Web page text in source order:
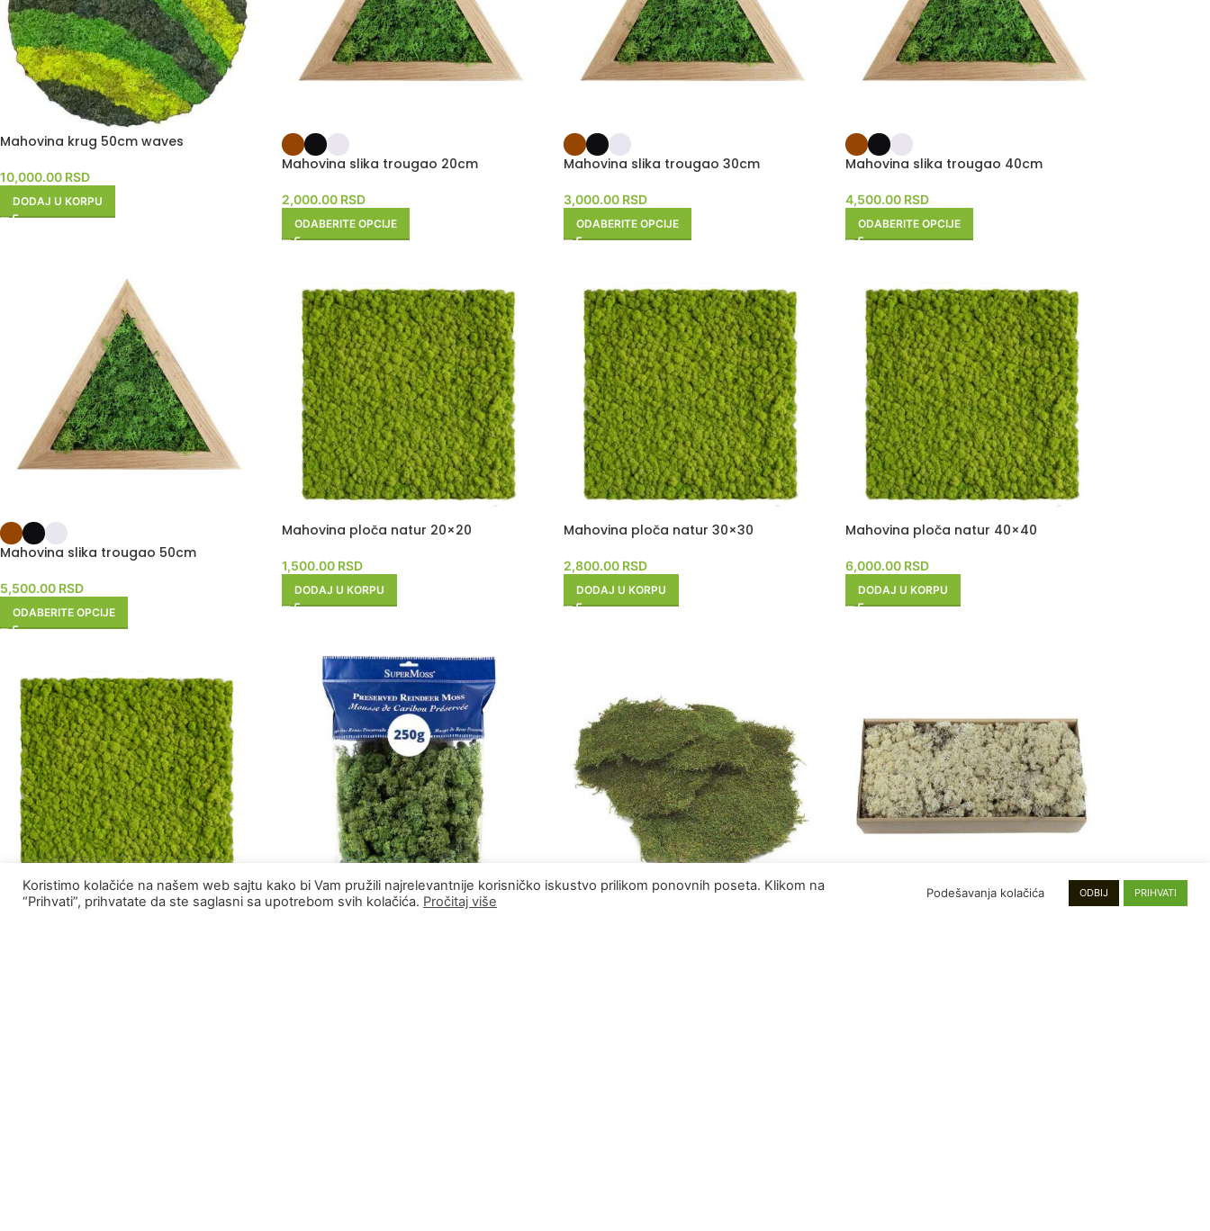
Mahovina krug 50cm waves
10,000.00 RSD
DODAJ U KORPU
Mahovina slika trougao 20cm
2,000.00 RSD
ODABERITE OPCIJE
Mahovina slika trougao 30cm
3,000.00 RSD
ODABERITE OPCIJE
Mahovina slika trougao 40cm
4,500.00 RSD
ODABERITE OPCIJE
Mahovina slika trougao 50cm
5,500.00 RSD
ODABERITE OPCIJE
Mahovina ploča natur 20×20
1,500.00 RSD
DODAJ U KORPU
Mahovina ploča natur 30×30
2,800.00 RSD
DODAJ U KORPU
Mahovina ploča natur 40×40
6,000.00 RSD
DODAJ U KORPU
Koristimo kolačiće na našem web sajtu kako bi Vam pružili najrelevantnije korisničko iskustvo prilikom ponovnih poseta. Klikom na
“Prihvati”, prihvatate da ste saglasni sa upotrebom svih kolačića. Pročitaj više
Podešavanja kolačića ODBIJ PRIHVATI